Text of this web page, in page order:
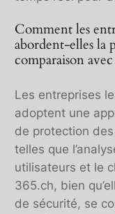
Comment les
abordent-elles la
comparaison
Les entreprises
adoptent une
de protection
telles que
utilisateurs et le
365.ch, bien
de sécurité, se